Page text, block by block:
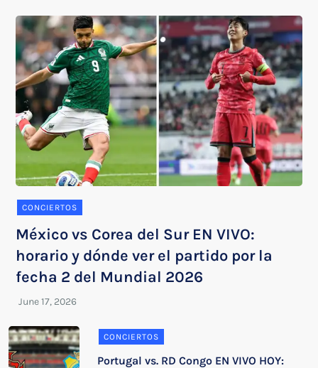
CONCIERTOS
México vs Corea del Sur EN VIVO:
horario y dónde ver el partido por la
fecha 2 del Mundial 2026
CONCIERTOS
Portugal vs. RD Congo EN VIVO HOY: